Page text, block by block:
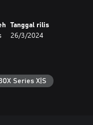
Tanggal rilis
26/3/2024
Series X|S